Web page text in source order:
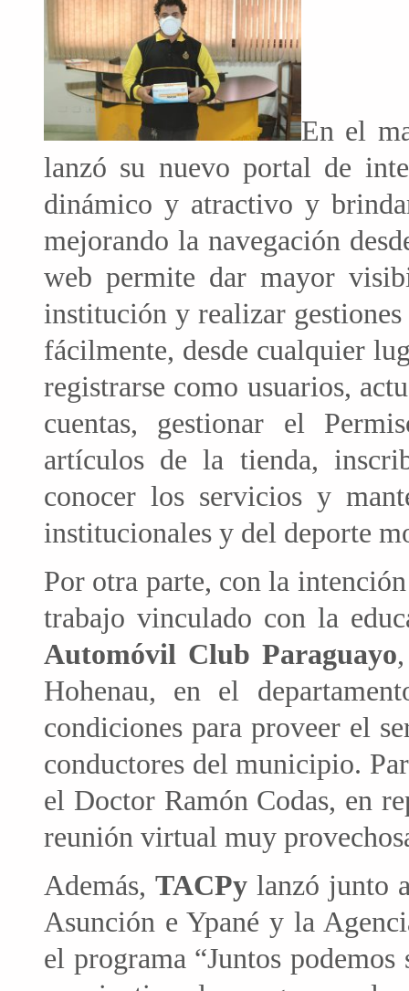
En el
lanzó su nuevo portal de
dinámico y atractivo y
mejorando la navegación
web permite dar mayor
institución y realizar
fácilmente, desde cualquier
registrarse como usuarios,
cuentas, gestionar el
artículos de la tienda,
conocer los servicios y
institucionales y del deporte
Por otra parte, con la
trabajo vinculado con la
Automóvil Club Paraguayo
Hohenau, en el
condiciones para proveer el
conductores del municipio.
el Doctor Ramón Codas, en
reunión virtual muy
Además, TACPy lanzó junto
Asunción e Ypané y la
el programa “Juntos